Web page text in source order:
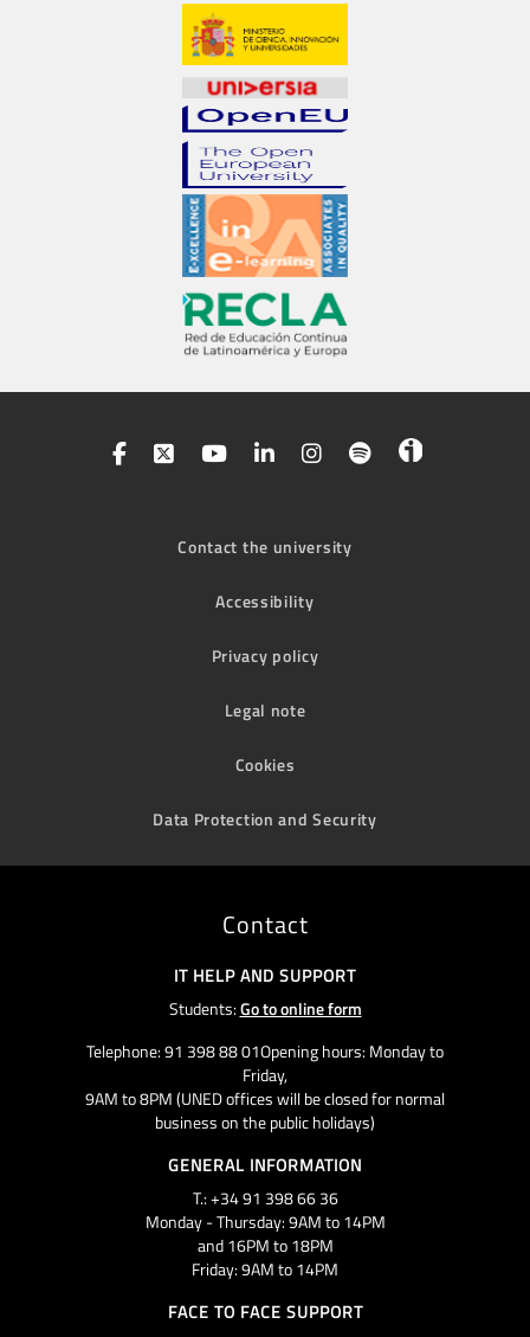
Contact the university
Accessibility
Privacy policy
Legal note
Cookies
Data Protection and Security
Contact
IT HELP AND SUPPORT
Students:Go to online form
Telephone: 91 398 88 01Opening hours: Monday to
Friday,
9AM to 8PM (UNED offices will be closed for normal
business on the public holidays)
GENERAL INFORMATION
T.: +34 91 398 66 36
Monday - Thursday: 9AM to 14PM
and 16PM to 18PM
Friday: 9AM to 14PM
FACE TO FACE SUPPORT